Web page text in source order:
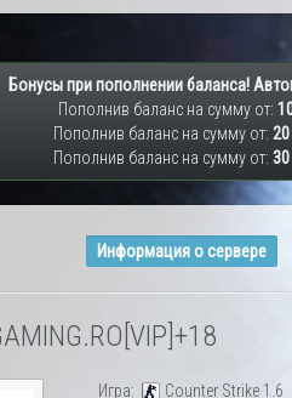
Бонусы при пополнении баланса!
Пополнив баланс на сумму от:
Пополнив баланс на сумму от:
Пополнив баланс на сумму от:
Информация о сервере
Игра: Counter Strike 1.6